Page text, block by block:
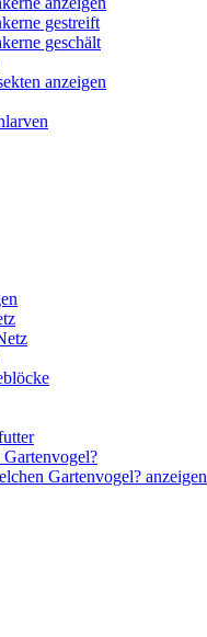
gestreift
geschält
anzeigen
Gartenvogel? anzeigen